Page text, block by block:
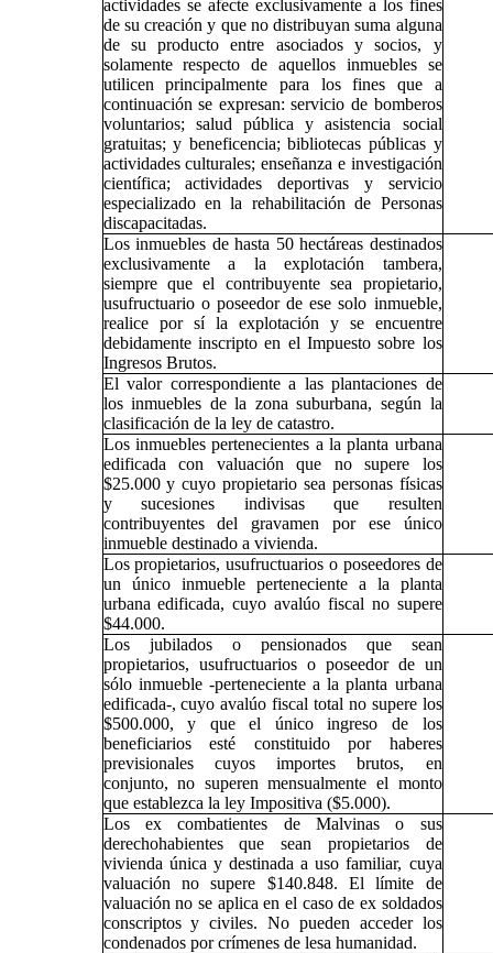
actividades se afecte exclusivamente a los fines
de su creación y que no distribuyan suma alguna
de su producto entre asociados y socios, y
solamente respecto de aquellos inmuebles se
utilicen principalmente para los fines que a
continuación se expresan: servicio de bomberos
voluntarios; salud pública y asistencia social
gratuitas; y beneficencia; bibliotecas públicas y
actividades culturales; enseñanza e investigación
científica; actividades deportivas y servicio
especializado en la rehabilitación de Personas
discapacitadas.
Los inmuebles de hasta 50 hectáreas destinados
exclusivamente a la explotación tambera,
siempre que el contribuyente sea propietario,
usufructuario o poseedor de ese solo inmueble,
realice por sí la explotación y se encuentre
debidamente inscripto en el Impuesto sobre los
Ingresos Brutos.
El valor correspondiente a las plantaciones de
los inmuebles de la zona suburbana, según la
clasificación de la ley de catastro.
Los inmuebles pertenecientes a la planta urbana
edificada con valuación que no supere los
$25.000 y cuyo propietario sea personas físicas
y sucesiones indivisas que resulten
contribuyentes del gravamen por ese único
inmueble destinado a vivienda.
Los propietarios, usufructuarios o poseedores de
un único inmueble perteneciente a la planta
urbana edificada, cuyo avalúo fiscal no supere
$44.000.
Los jubilados o pensionados que sean
propietarios, usufructuarios o poseedor de un
sólo inmueble -perteneciente a la planta urbana
edificada-, cuyo avalúo fiscal total no supere los
$500.000, y que el único ingreso de los
beneficiarios esté constituido por haberes
previsionales cuyos importes brutos, en
conjunto, no superen mensualmente el monto
que establezca la ley Impositiva ($5.000).
Los ex combatientes de Malvinas o sus
derechohabientes que sean propietarios de
vivienda única y destinada a uso familiar, cuya
valuación no supere $140.848. El límite de
valuación no se aplica en el caso de ex soldados
conscriptos y civiles. No pueden acceder los
condenados por crímenes de lesa humanidad.